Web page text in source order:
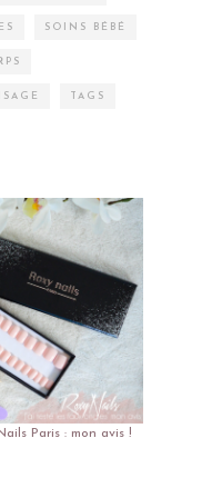
SOINS BÉBÉ
TAGS
Paris : mon avis !